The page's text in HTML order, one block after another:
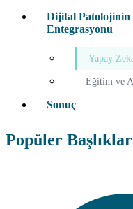
Dijital Patolojinin
Entegrasyonu
Yapay
Eğitim ve
Sonuç
Popüler Başlıklar